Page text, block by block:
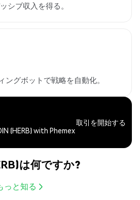
シブ収入を得る。
ングボットで戦略を自動化。
(HERB) with Phemex
取引を開始する
は何ですか?
っと知る